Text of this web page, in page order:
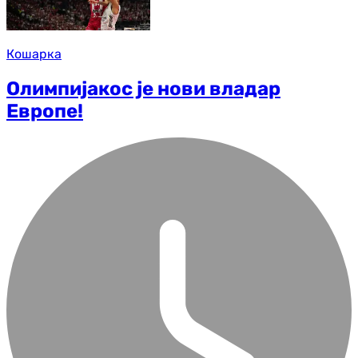
Кошарка
Олимпијакос је нови владар
Европе!